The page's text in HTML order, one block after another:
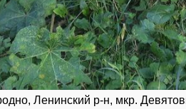
Ленинский р-н, мкр.